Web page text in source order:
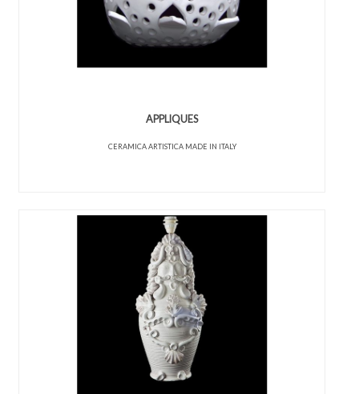
APPLIQUES
CERAMICA ARTISTICA MADE IN ITALY